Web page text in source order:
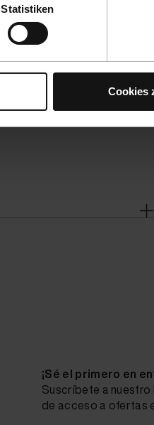
Statistiken
Cookies
¡Sé el primero en
Suscríbete a
de acceso a ofertas